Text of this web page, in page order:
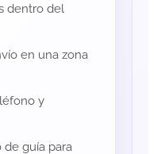
dentro del
en una zona
y
de guía para